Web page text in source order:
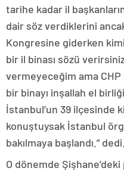
tarihe kadar il
dair söz verdiklerini
Kongresine giderken
bir il binası sözü
vermeyeceğim ama CHP
bir binayı inşallah el
İstanbul’un 39 ilçesinde
konuştuysak İstanbul
bakılmaya başlandı.” dedi.
O dönemde